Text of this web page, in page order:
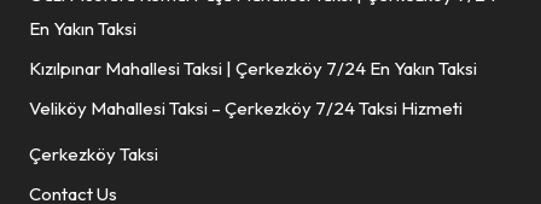
En Yakın Taksi
Kızılpınar Mahallesi Taksi | Çerkezköy 7/24 En Yakın Taksi
Veliköy Mahallesi Taksi – Çerkezköy 7/24 Taksi Hizmeti
Çerkezköy Taksi
Contact Us